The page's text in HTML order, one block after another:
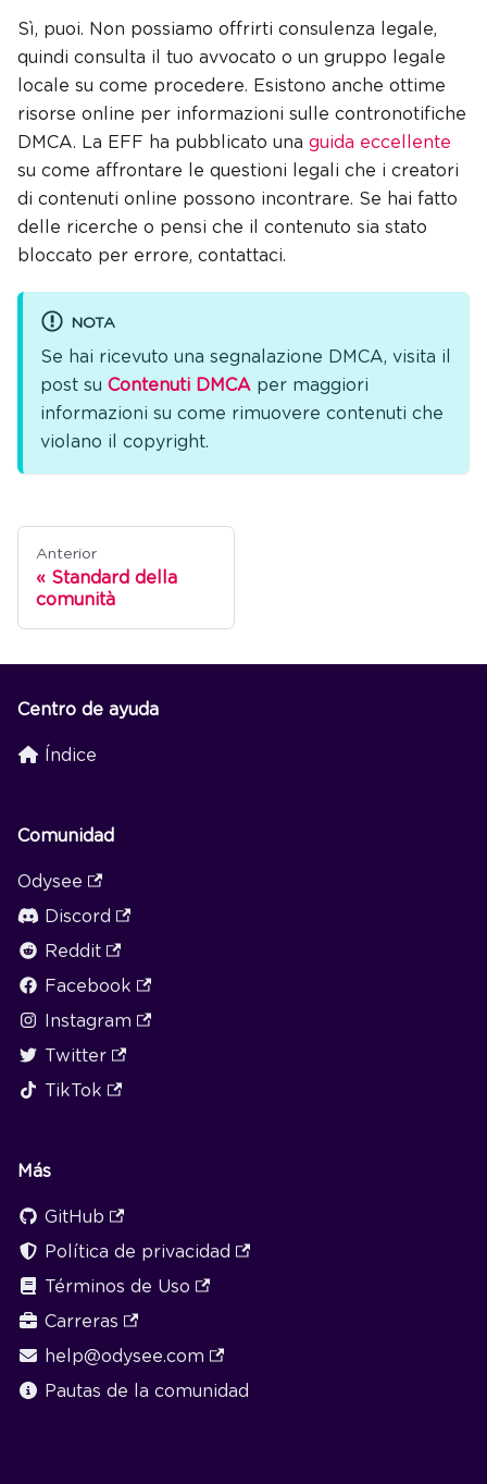
Sì, puoi. Non possiamo offrirti consulenza legale,
quindi consulta il tuo avvocato o un gruppo legale
locale su come procedere. Esistono anche ottime
risorse online per informazioni sulle contronotifiche
DMCA. La EFF ha pubblicato una guida eccellente
su come affrontare le questioni legali che i creatori
di contenuti online possono incontrare. Se hai fatto
delle ricerche o pensi che il contenuto sia stato
bloccato per errore, contattaci.
NOTA
Se hai ricevuto una segnalazione DMCA, visita il
post su Contenuti DMCA per maggiori
informazioni su come rimuovere contenuti che
violano il copyright.
Anterior
Standard della
comunità
Centro de ayuda
Índice
Comunidad
Odysee
Discord
Reddit
Facebook
Instagram
Twitter
TikTok
Más
GitHub
Política de privacidad
Términos de Uso
Carreras
help@odysee.com
Pautas de la comunidad